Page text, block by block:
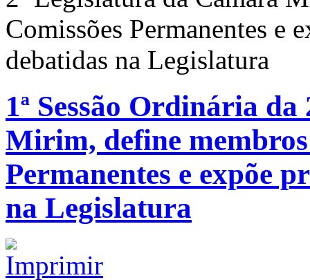
Comissões Permanentes e
debatidas na Legislatura
1ª Sessão Ordinária
Mirim, define membros
Permanentes e expõe
na Legislatura